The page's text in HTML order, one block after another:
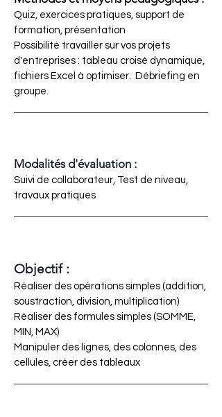
Quiz, exercices pratiques, support de
formation, présentation
Possibilité travailler sur vos projets
d'entreprises : tableau croisé dynamique,
fichiers Excel à optimiser. Débriefing en
groupe.
Modalités d'évaluation :
Suivi de collaborateur, Test de niveau,
travaux pratiques
Objectif :
Réaliser des opérations simples (addition,
soustraction, division, multiplication)
Réaliser des formules simples (SOMME,
MIN, MAX)
Manipuler des lignes, des colonnes, des
cellules, créer des tableaux